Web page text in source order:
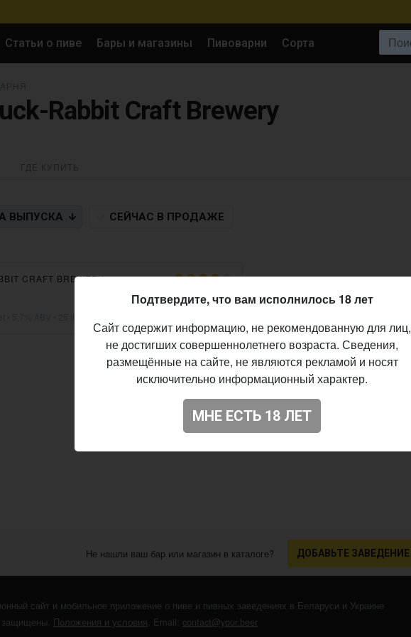
Статьи о пиве Бары и магазины Пивоварни Сорта
Rabbit Craft Brewery
ВЫПУСКА СЕЙЧАС В ПРОДАЖЕ
CRAFT BREWERY
Не нашли ваш бар или магазин в каталоге? ДОБАВЬТЕ ЗАВЕДЕНИЕ
сайт и мобильное приложение о пиве и пивных заведениях в Беларуси и Украине
защищены. Положения и условия. Email: contact@your.beer
Подтвердите, что вам исполнилось 18 лет
Сайт содержит информацию, не рекомендованную для лиц,
не достигших совершеннолетнего возраста. Сведения,
размещённые на сайте, не являются рекламой и носят
исключительно информационный характер.
МНЕ ЕСТЬ 18 ЛЕТ